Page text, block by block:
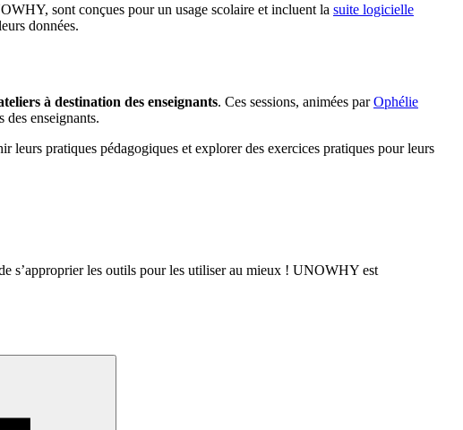
sont conçues pour un usage scolaire et incluent la suite logicielle
données.
à destination des enseignants. Ces sessions, animées parOphélie
enseignants.
leurs pratiques pédagogiques et explorer des exercices pratiques pour leurs
s’approprier les outils pour les utiliser au mieux ! UNOWHY est